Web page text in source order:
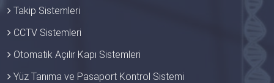
Takip Sistemleri
CCTV Sistemleri
Otomatik Açılır Kapı Sistemleri
Yüz Tanıma ve Pasaport Kontrol Sistemi